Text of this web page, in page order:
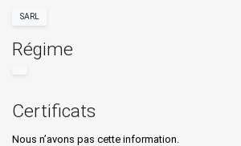
SARL
Régime
Certificats
Nous n’avons pas cette information.